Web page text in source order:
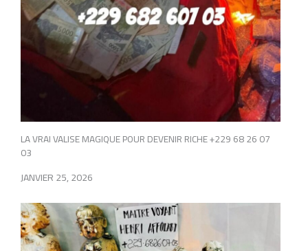
LA VRAI VALISE MAGIQUE POUR DEVENIR RICHE +229 68 26 07
03
JANVIER 25, 2026